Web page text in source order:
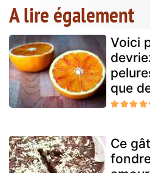
A lire également
Voici
que
Ce